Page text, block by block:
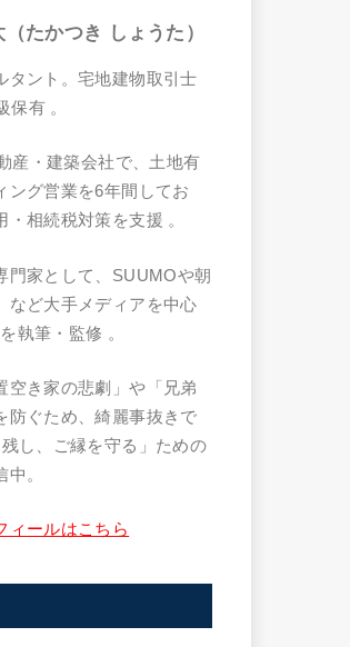
たかつき しょうた）
タント。宅地建物取引士
保有 。
産・建築会社で、土地有
ング営業を6年間してお
・相続税対策を支援 。
門家として、SUUMOや朝
など大手メディアを中心
執筆・監修 。
空き家の悲劇」や「兄弟
防ぐため、綺麗事抜きで
残し、ご縁を守る」ための
。
ィールはこちら